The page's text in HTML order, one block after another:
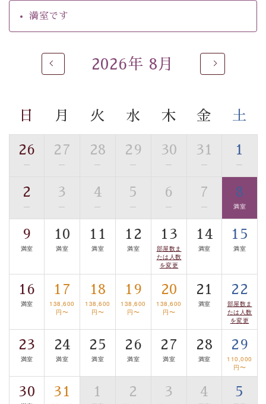
・朝夕個室料亭で個室食
・夕食は地産地消の創作和会席 美湖膳（二十四節気と
いう昔の暦による料理表現）
・朝食はこだわりの味噌汁をはじめとした和定食
【温泉】
の効果が高い、極めて希有な源泉です。身も心も癒され
るご入浴をお愉しみください。
温泉の成分に合わせ、防菌防カビの特殊素材の畳を使
す。
※男性大浴場までのご移動には階段がございます。 予め
ご了承のほどお願いいたします。
■貸切温泉風呂 （40分2000円）
眺望はございませんが、源泉掛け流しの温泉の質を楽し
む貸切温泉風呂です。ゆったりといやされるプライベー
トな空間をお愉しみください。
■諏訪大社4社を巡る無料参拝バス
豊富な知識を持ったドライバー兼ガイドが諏訪大社をご
事前ご予約制ですので、ご利用ご希望の方
は【3日前まで】にお電話ください。
※交通規制などにより運行できない日がございます
満室です
2026年 8月
日 月 火 水 木 金 土
26
—
27
—
28
—
29
—
30
—
31
—
1
—
2
—
3
—
4
—
5
—
6
—
7
—
8
満室
9
満室
10
満室
11
満室
12
満室
13
部屋数ま
たは人数
を変更
14
満室
15
満室
16
満室
17
138,600
円〜
18
138,600
円〜
19
138,600
円〜
20
138,600
円〜
21
満室
22
部屋数ま
たは人数
を変更
23
満室
24
満室
25
満室
26
満室
27
満室
28
満室
29
110,000
円〜
30 31 1 2 3 4 5